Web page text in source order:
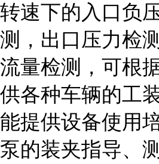
转速下的入口负
测，出口压力检
流量检测，可根
供各种车辆的工
能提供设备使用
泵的装夹指导、